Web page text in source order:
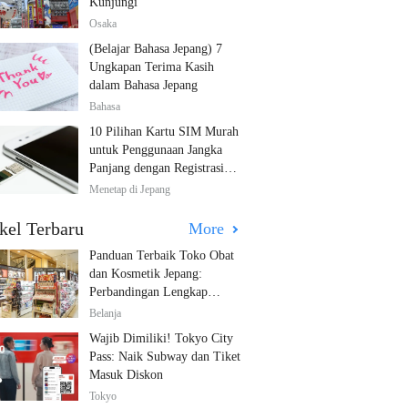
Osaka
(Belajar Bahasa Jepang) 7
Ungkapan Terima Kasih
dalam Bahasa Jepang
Bahasa
10 Pilihan Kartu SIM Murah
untuk Penggunaan Jangka
Panjang dengan Registrasi
Multibahasa!
Menetap di Jepang
Terbaru More
Panduan Terbaik Toko Obat
dan Kosmetik Jepang:
Perbandingan Lengkap
Diskon dari 12 Toko Farmasi
Belanja
Wajib Dimiliki! Tokyo City
Pass: Naik Subway dan Tiket
Masuk Diskon
Tokyo